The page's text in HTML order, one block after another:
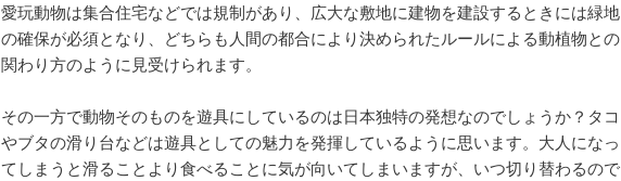
愛玩動物は集合住宅などでは規制があり、広大な敷地に建物を建設するときには緑地
の確保が必須となり、どちらも人間の都合により決められたルールによる動植物との
関わり方のように見受けられます。
その一方で動物そのものを遊具にしているのは日本独特の発想なのでしょうか？タコ
やブタの滑り台などは遊具としての魅力を発揮しているように思います。大人になっ
てしまうと滑ることより食べることに気が向いてしまいますが、いつ切り替わるので